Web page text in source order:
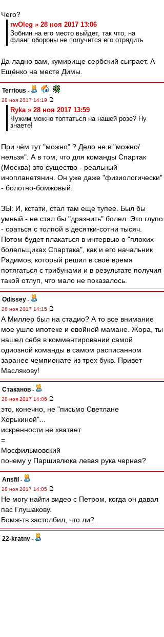
Чего?
rwOleg » 28 ноя 2017 13:06
Зобнин на его место выйдет, так что, на
фланг обороны не получится его отрядить
Да ладно вам, кумирище сербский сыграет. А
Ещёнко на месте Димы.
Terrious -
28 ноя 2017 14:19
Ryka » 28 ноя 2017 13:59
Чужим можно топтаться на нашей розе? Ну
знаете!
При чём тут "можно" ? Дело не в "можно/
нельзя". А в том, что для команды Спартак
(Москва) это существо - реальный
инопланетянин. Он уже даже "физиологически"
- болотно-бомжовый.
ЗЫ: И, кстати, стал там еще тупее. Был бы
умный - не стал бы "дразнить" болел. Это глупо
- сраться с толпой в десятки-сотни тысяч.
Потом будет плакаться в интервью о "плохих
болельщиках Спартака", как и его начальник
Радимов, который решил в своё время
потягаться с трибунами и в результате получил
такой отлуп, что мало не показалось.
Odissey -
28 ноя 2017 14:15
А Миллер был на стадио? А то все внимание
мое ушло ипотеке и евойной мамане. Жора, ты
нашел себя в комментировании самой
одиозной команды в самом расписанном
заранее чемпионате из трех букв. Привет
Маслякову!
Cтаканов -
28 ноя 2017 14:06
это, конечно, не "письмо Светлане
Хорькиной"...
искренности не хватает
=
Мосфильмовский
почему у Паршивлюка левая рука черная?
Ansfil -
28 ноя 2017 14:05
Не могу найти видео с Петром, когда он давал
пас Глушакову.
Бомж-тв застолбил, что ли?..
22-kratny -